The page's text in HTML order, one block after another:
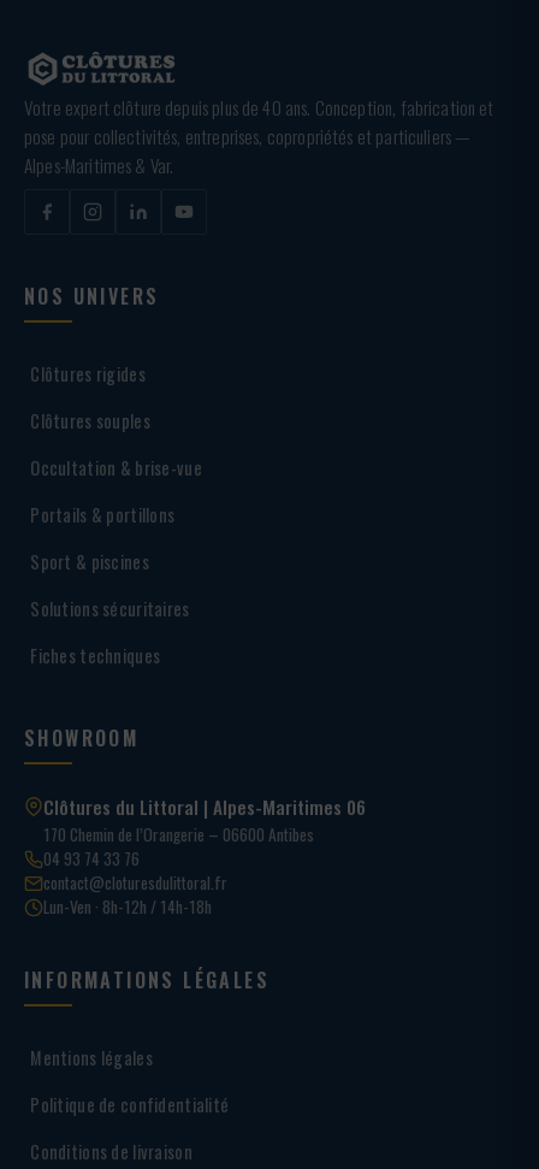
Votre expert clôture depuis plus de 40 ans. Conception, fabrication et
pose pour collectivités, entreprises, copropriétés et particuliers —
Alpes-Maritimes & Var.
NOS UNIVERS
Clôtures rigides
Clôtures souples
Occultation & brise-vue
Portails & portillons
Sport & piscines
Solutions sécuritaires
Fiches techniques
SHOWROOM
Clôtures du Littoral | Alpes-Maritimes 06
170 Chemin de l’Orangerie – 06600 Antibes
04 93 74 33 76
contact@cloturesdulittoral.fr
Lun-Ven · 8h-12h / 14h-18h
INFORMATIONS LÉGALES
Mentions légales
Politique de confidentialité
Conditions de livraison